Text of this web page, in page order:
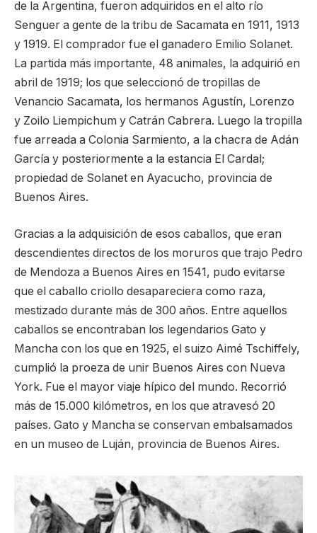
de la Argentina, fueron adquiridos en el alto río
Senguer a gente de la tribu de Sacamata en 1911, 1913
y 1919. El comprador fue el ganadero Emilio Solanet.
La partida más importante, 48 animales, la adquirió en
abril de 1919; los que seleccionó de tropillas de
Venancio Sacamata, los hermanos Agustín, Lorenzo
y Zoilo Liempichum y Catrán Cabrera. Luego la tropilla
fue arreada a Colonia Sarmiento, a la chacra de Adán
García y posteriormente a la estancia El Cardal;
propiedad de Solanet en Ayacucho, provincia de
Buenos Aires.
Gracias a la adquisición de esos caballos, que eran
descendientes directos de los moruros que trajo Pedro
de Mendoza a Buenos Aires en 1541, pudo evitarse
que el caballo criollo desapareciera como raza,
mestizado durante más de 300 años. Entre aquellos
caballos se encontraban los legendarios Gato y
Mancha con los que en 1925, el suizo Aimé Tschiffely,
cumplió la proeza de unir Buenos Aires con Nueva
York. Fue el mayor viaje hípico del mundo. Recorrió
más de 15.000 kilómetros, en los que atravesó 20
países. Gato y Mancha se conservan embalsamados
en un museo de Luján, provincia de Buenos Aires.